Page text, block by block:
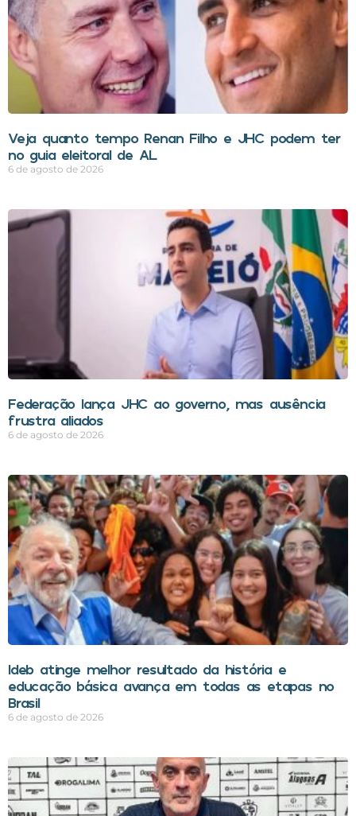
Veja quanto tempo Renan Filho e JHC podem ter
no guia eleitoral de AL
6 de agosto de 2026
Federação lança JHC ao governo, mas ausência
frustra aliados
6 de agosto de 2026
Ideb atinge melhor resultado da história e
educação básica avança em todas as etapas no
Brasil
6 de agosto de 2026